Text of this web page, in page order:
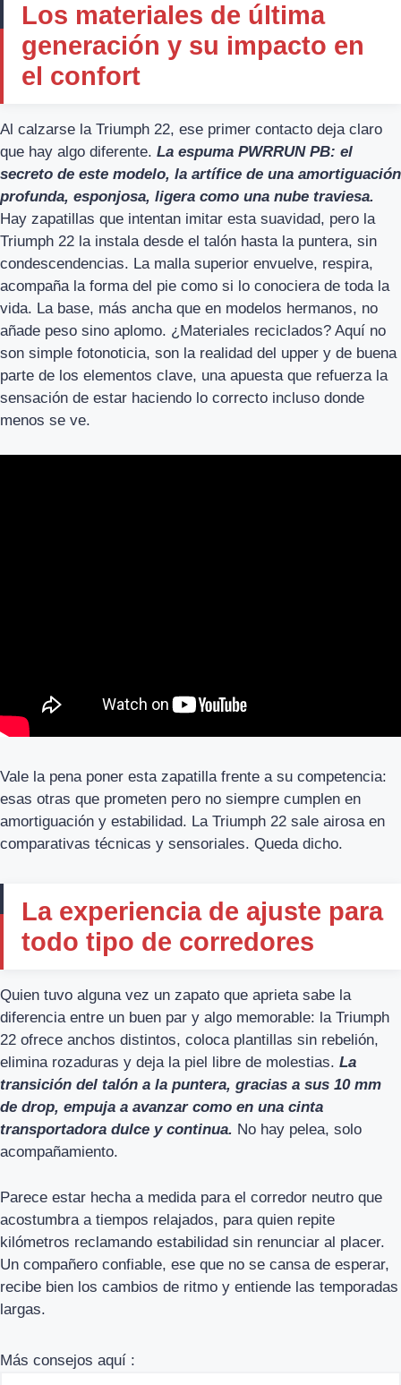
Los materiales de última
generación y su impacto en
el confort
Al calzarse la Triumph 22, ese primer contacto deja claro
que hay algo diferente. La espuma PWRRUN PB: el
secreto de este modelo, la artífice de una amortiguación
profunda, esponjosa, ligera como una nube traviesa.
Hay zapatillas que intentan imitar esta suavidad, pero la
Triumph 22 la instala desde el talón hasta la puntera, sin
condescendencias. La malla superior envuelve, respira,
acompaña la forma del pie como si lo conociera de toda la
vida. La base, más ancha que en modelos hermanos, no
añade peso sino aplomo. ¿Materiales reciclados? Aquí no
son simple fotonoticia, son la realidad del upper y de buena
parte de los elementos clave, una apuesta que refuerza la
sensación de estar haciendo lo correcto incluso donde
menos se ve.
Vale la pena poner esta zapatilla frente a su competencia:
esas otras que prometen pero no siempre cumplen en
amortiguación y estabilidad. La Triumph 22 sale airosa en
comparativas técnicas y sensoriales. Queda dicho.
La experiencia de ajuste para
todo tipo de corredores
Quien tuvo alguna vez un zapato que aprieta sabe la
diferencia entre un buen par y algo memorable: la Triumph
22 ofrece anchos distintos, coloca plantillas sin rebelión,
elimina rozaduras y deja la piel libre de molestias. La
transición del talón a la puntera, gracias a sus 10 mm
de drop, empuja a avanzar como en una cinta
transportadora dulce y continua. No hay pelea, solo
acompañamiento.
Parece estar hecha a medida para el corredor neutro que
acostumbra a tiempos relajados, para quien repite
kilómetros reclamando estabilidad sin renunciar al placer.
Un compañero confiable, ese que no se cansa de esperar,
recibe bien los cambios de ritmo y entiende las temporadas
largas.
Más consejos aquí :